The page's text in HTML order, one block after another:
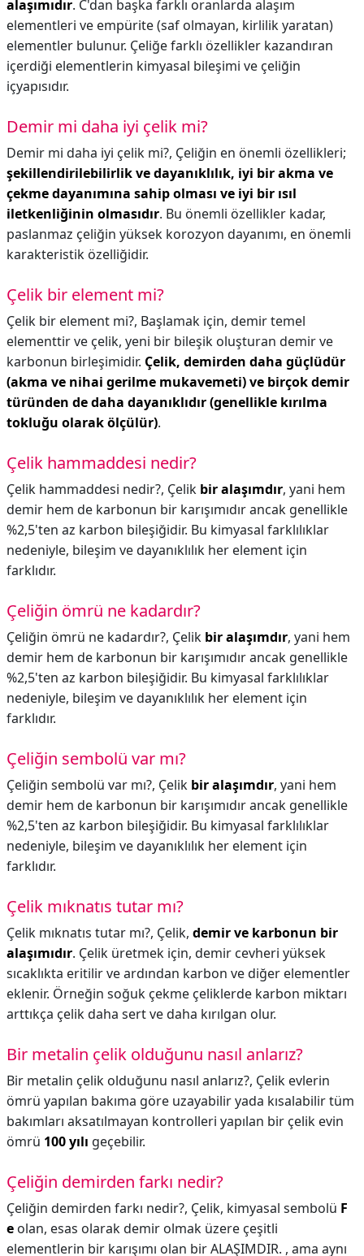
alaşımıdır. C'dan başka farklı oranlarda alaşım
elementleri ve empürite (saf olmayan, kirlilik yaratan)
elementler bulunur. Çeliğe farklı özellikler kazandıran
içerdiği elementlerin kimyasal bileşimi ve çeliğin
içyapısıdır.
Demir mi daha iyi çelik mi?
Demir mi daha iyi çelik mi?, Çeliğin en önemli özellikleri;
şekillendirilebilirlik ve dayanıklılık, iyi bir akma ve
çekme dayanımına sahip olması ve iyi bir ısıl
iletkenliğinin olmasıdır. Bu önemli özellikler kadar,
paslanmaz çeliğin yüksek korozyon dayanımı, en önemli
karakteristik özelliğidir.
Çelik bir element mi?
Çelik bir element mi?, Başlamak için, demir temel
elementtir ve çelik, yeni bir bileşik oluşturan demir ve
karbonun birleşimidir. Çelik, demirden daha güçlüdür
(akma ve nihai gerilme mukavemeti) ve birçok demir
türünden de daha dayanıklıdır (genellikle kırılma
tokluğu olarak ölçülür).
Çelik hammaddesi nedir?
Çelik hammaddesi nedir?, Çelik bir alaşımdır, yani hem
demir hem de karbonun bir karışımıdır ancak genellikle
%2,5'ten az karbon bileşiğidir. Bu kimyasal farklılıklar
nedeniyle, bileşim ve dayanıklılık her element için
farklıdır.
Çeliğin ömrü ne kadardır?
Çeliğin ömrü ne kadardır?, Çelik bir alaşımdır, yani hem
demir hem de karbonun bir karışımıdır ancak genellikle
%2,5'ten az karbon bileşiğidir. Bu kimyasal farklılıklar
nedeniyle, bileşim ve dayanıklılık her element için
farklıdır.
Çeliğin sembolü var mı?
Çeliğin sembolü var mı?, Çelik bir alaşımdır, yani hem
demir hem de karbonun bir karışımıdır ancak genellikle
%2,5'ten az karbon bileşiğidir. Bu kimyasal farklılıklar
nedeniyle, bileşim ve dayanıklılık her element için
farklıdır.
Çelik mıknatıs tutar mı?
Çelik mıknatıs tutar mı?, Çelik, demir ve karbonun bir
alaşımıdır. Çelik üretmek için, demir cevheri yüksek
sıcaklıkta eritilir ve ardından karbon ve diğer elementler
eklenir. Örneğin soğuk çekme çeliklerde karbon miktarı
arttıkça çelik daha sert ve daha kırılgan olur.
Bir metalin çelik olduğunu nasıl anlarız?
Bir metalin çelik olduğunu nasıl anlarız?, Çelik evlerin
ömrü yapılan bakıma göre uzayabilir yada kısalabilir tüm
bakımları aksatılmayan kontrolleri yapılan bir çelik evin
ömrü 100 yılı geçebilir.
Çeliğin demirden farkı nedir?
Çeliğin demirden farkı nedir?, Çelik, kimyasal sembolü F
e olan, esas olarak demir olmak üzere çeşitli
elementlerin bir karışımı olan bir ALAŞIMDIR. , ama aynı